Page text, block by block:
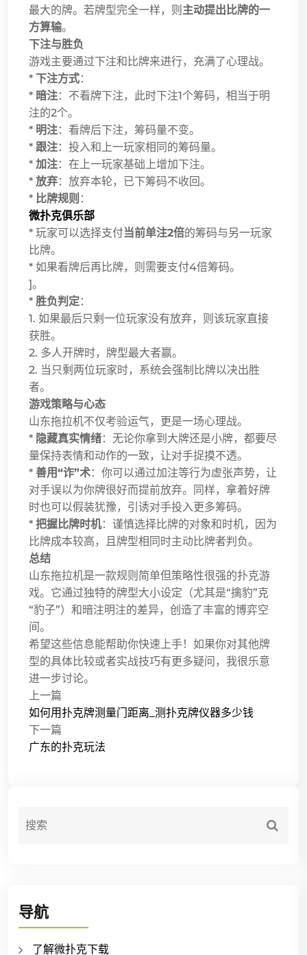
最大的牌。若牌型完全一样，则 主动提出比牌的一
方算输。
下注与胜负
游戏主要通过下注和比牌来进行，充满了心理战。
* 下注方式：
* 暗注：不看牌下注，此时下注1个筹码，相当于明
注的2个。
* 明注：看牌后下注，筹码量不变。
* 跟注：投入和上一玩家相同的筹码量。
* 加注：在上一玩家基础上增加下注。
* 放弃：放弃本轮，已下筹码不收回。
* 比牌规则 ：
微扑克俱乐部
* 玩家可以选择支付当前单注2倍的筹码与另一玩家
比牌。
* 如果看牌后再比牌，则需要支付4倍筹码。
]。
* 胜负判定：
1. 如果最后只剩一位玩家没有放弃，则该玩家直接
获胜。
2. 多人开牌时，牌型最大者赢。
2. 当只剩两位玩家时，系统会强制比牌以决出胜
者。
游戏策略与心态
山东拖拉机不仅考验运气，更是一场心理战。
* 隐藏真实情绪：无论你拿到大牌还是小牌，都要尽
量保持表情和动作的一致，让对手捉摸不透。
* 善用“诈”术：你可以通过加注等行为虚张声势，让
对手误以为你牌很好而提前放弃。同样，拿着好牌
时也可以假装犹豫，引诱对手投入更多筹码。
* 把握比牌时机：谨慎选择比牌的对象和时机，因为
比牌成本较高，且牌型相同时主动比牌者判负。
总结
山东拖拉机是一款规则简单但策略性很强的扑克游
戏。它通过独特的牌型大小设定（尤其是“擒豹”克
“豹子”）和暗注明注的差异，创造了丰富的博弈空
间。
希望这些信息能帮助你快速上手！如果你对其他牌
型的具体比较或者实战技巧有更多疑问，我很乐意
进一步讨论。
上一篇
如何用扑克牌测量门距离_测扑克牌仪器多少钱
下一篇
广东的扑克玩法
导航
了解微扑克下载